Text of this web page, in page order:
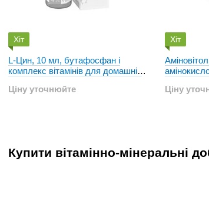
Купити вітамінно-мінеральні
Хіт
L-Цин, 10 мл, бутафосфан і
комплекс вітамінів для домашніх
Ціну уточнюйте
Хіт
Ціну